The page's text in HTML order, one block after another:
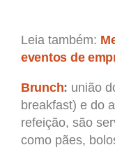
Leia também:
eventos de
Brunch: união
breakfast) e do
refeição, são
como pães,